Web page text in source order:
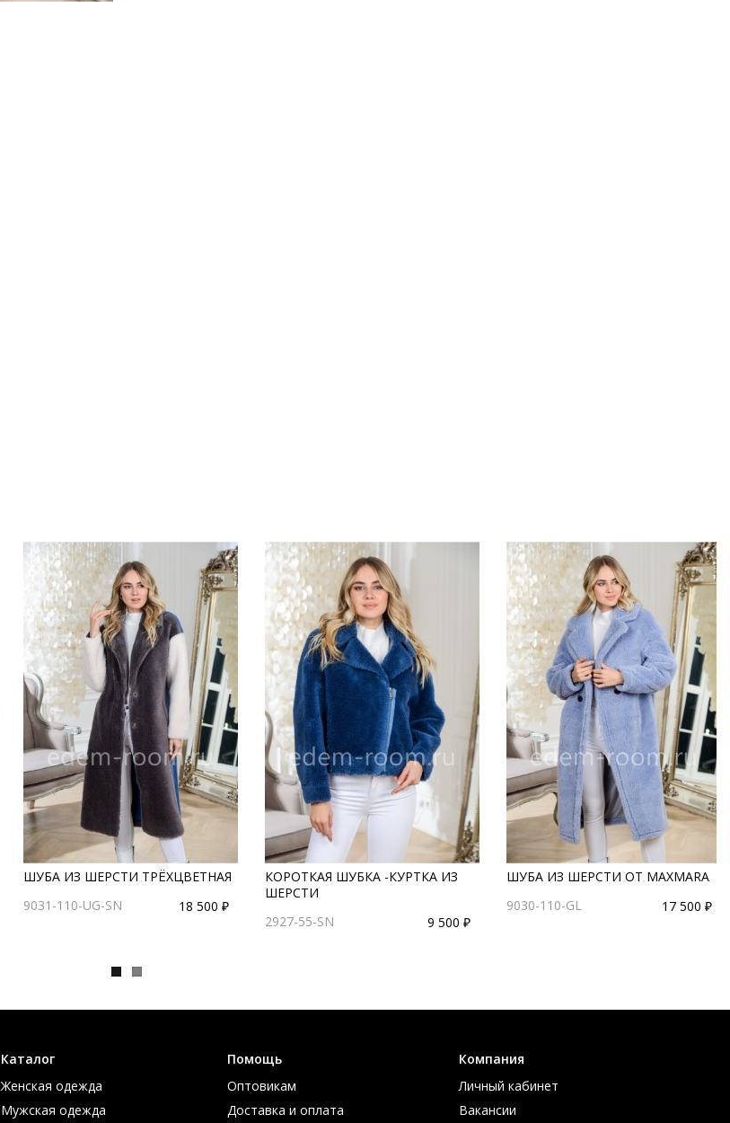
ШУБА ИЗ ШЕРСТИ ТРЁХЦВЕТНАЯ
9031-110-UG-SN
18 500 ₽
КОРОТКАЯ ШУБКА -КУРТКА ИЗ
ШЕРСТИ
2927-55-SN
9 500 ₽
ШУБА ИЗ ШЕРСТИ ОТ MAXMARA
9030-110-GL
17 500 ₽
Каталог
Женская одежда
Мужская одежда
Помощь
Оптовикам
Доставка и оплата
Компания
Личный кабинет
Вакансии